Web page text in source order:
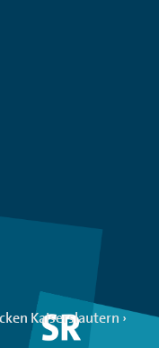
Kaiserslautern